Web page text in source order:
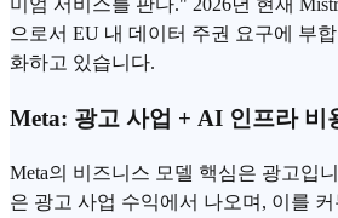
미엄 서비스를 판다." 2026년 현재
으로서 EU 내 데이터 주권 요구에 부
화하고 있습니다.
Meta: 광고 사업 + AI 인프라 비
Meta의 비즈니스 모델 핵심은 광고입
은 광고 사업 수익에서 나오며, 이를